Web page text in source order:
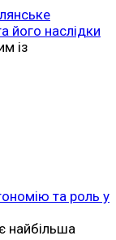
його наслідки
із
та роль у
найбільша